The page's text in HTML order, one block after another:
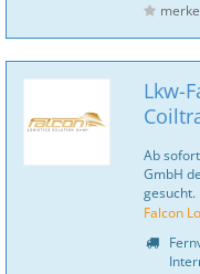
Lkw-
Ab
GmbH
gesucht.
Falcon